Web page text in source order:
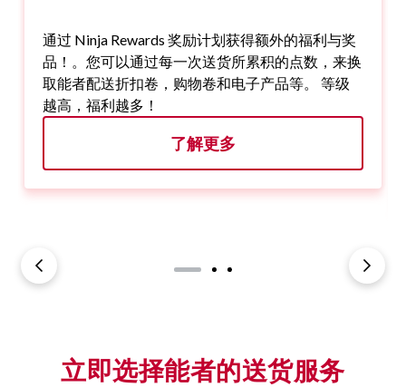
通过 Ninja Rewards 奖励计划获得额外的福利与奖
品！。您可以通过每一次送货所累积的点数，来换
取能者配送折扣卷，购物卷和电子产品等。 等级
越高，福利越多！
了解更多
立即选择能者的送货服务